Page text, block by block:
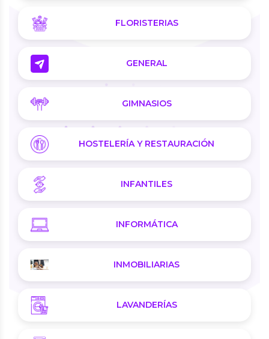
FLORISTERIAS
GENERAL
GIMNASIOS
HOSTELERÍA Y RESTAURACIÓN
INFANTILES
INFORMÁTICA
INMOBILIARIAS
LAVANDERÍAS